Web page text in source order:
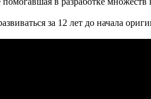
за 12 лет до начала